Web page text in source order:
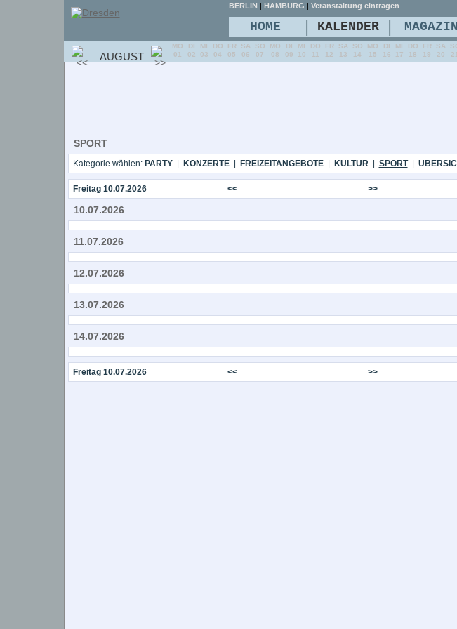
SPORT
Kategorie wählen: PARTY| KONZERTE| FREIZEITANGEBOTE| KULTUR| SPORT|
Freitag 10.07.2026 << >>
10.07.2026
11.07.2026
12.07.2026
13.07.2026
14.07.2026
Freitag 10.07.2026 << >>
BERLIN | HAMBURG | Veranstaltung eintragen
HOME | KALENDER | MAGAZIN
AUGUST
MO
01
DI
02
MI
03
DO
04
FR
05
SA
06
SO
07
MO
08
DI
09
MI
10
DO
11
FR
12
SA
13
SO
14
MO
15
DI
16
MI
17
DO
18
FR
19
SA
20
21